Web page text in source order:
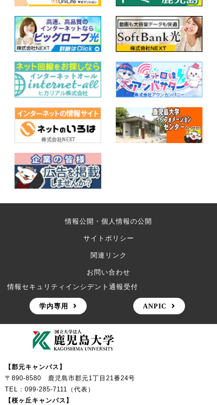
情報公開・個人情報の公開
サイトポリシー
関連リンク
お問い合わせ
情報セキュリティインシデント通報受付
学内専用 ANPIC
【郡元キャンパス】
〒890-8580 鹿児島市郡元1丁目21番24号
TEL：099-285-7111（代表）
【桜ヶ丘キャンパス】